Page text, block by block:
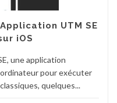
UTM SE
iOS
une application
pour exécuter
quelques...